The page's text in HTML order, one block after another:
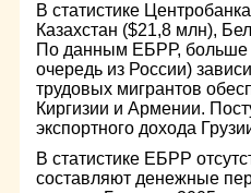
В статистике
Казахстан ($21,8 млн),
По данным ЕБРР, больше
очередь из России)
трудовых мигрантов
Киргизии и Армении.
экспортного дохода
В статистике ЕБРР
составляют денежные